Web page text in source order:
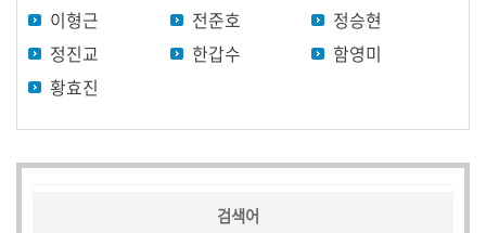
홍
보
상
이형근
전준호
정승현
정진교
한갑수
함영미
황효진
검색어